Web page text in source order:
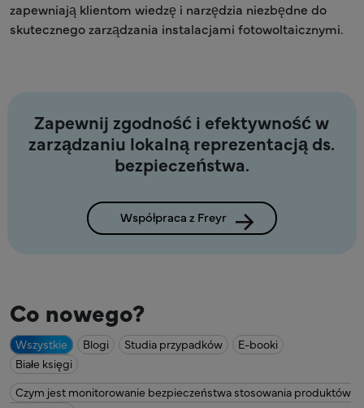
zapewniają klientom wiedzę i narzędzia niezbędne do
skutecznego zarządzania instalacjami fotowoltaicznymi.
Zapewnij zgodność i efektywność w
zarządzaniu lokalną reprezentacją ds.
bezpieczeństwa.
Współpraca z Freyr
Co nowego?
Wszystkie Blogi Studia przypadków
E-booki
Białe księgi
Czym jest monitorowanie bezpieczeństwa stosowania produktów